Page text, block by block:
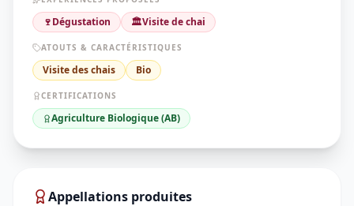
🍷Dégustation 🏛️Visite de chai
ATOUTS & CARACTÉRISTIQUES
Visite des chais Bio
CERTIFICATIONS
Agriculture Biologique (AB)
Appellations produites